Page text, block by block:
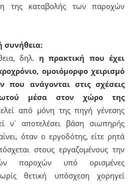
της καταβολής των παροχών
συνήθεια:
δηλ. η πρακτική που έχει
ομοιόμορφο χειρισμό
που ανάγονται στις σχέσεις
μέσα στον χώρο της
από μόνη της πηγή γένεσης
ν` αποτελέσει βάση σιωπηρής
όταν ο εργοδότης, είτε ρητά
στους εργαζομένους την
παροχών υπό ορισμένες
θετική υπόσχεση χορηγεί